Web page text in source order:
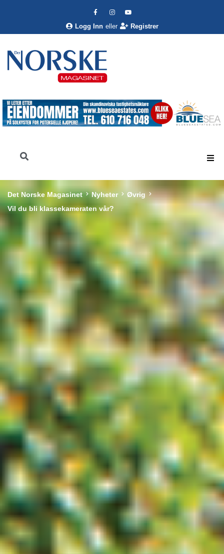
Logg Inn eller Registrer
Det Norske Magasinet Nyheter
Øvrig
Vil du bli klassekameraten vår?